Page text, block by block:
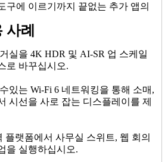
구에 이르기까지 끝없는 추가 앱의
례
실을 4K HDR 및 AI-SR 업 스케일
로 바꾸십시오.
있는 Wi-Fi 6 네트워킹을 통해 소매,
시선을 사로 잡는 디스플레이를 제
플랫폼에서 사무실 스위트, 웹 회의
을 실행하십시오.